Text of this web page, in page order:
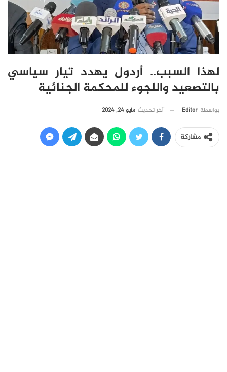
لهذا السبب.. أردول يهدد تيار سياسي
بالتصعيد واللجوء للمحكمة الجنائية
بواسطة Editor آخر تحديث مايو 24, 2024
مشاركة